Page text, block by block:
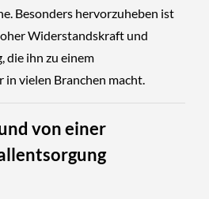
Besonders hervorzuheben ist
Widerstandskraft und
die ihn zu einem
vielen Branchen macht.
von einer